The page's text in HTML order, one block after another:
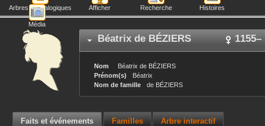
Arbres généalogiques Afficher Recherche Histoires
Média
Béatrix de BÉZIERS 1155–
Nom Béatrix de BÉZIERS
Prénom(s)
Béatrix
Nom de famille
de BÉZIERS
Faits et événements Familles Arbre interactif